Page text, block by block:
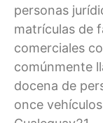
personas
matrículas de
comerciales
comúnmente
docena de
once